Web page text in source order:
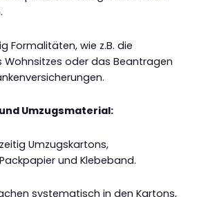
Formalitäten, wie z.B. die
Wohnsitzes oder das Beantragen
Umzugsmaterial:
Umzugskartons,
und Klebeband.
systematisch in den Kartons,